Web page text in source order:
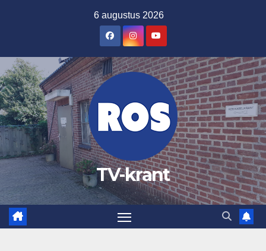
inhoud
6 augustus 2026
TV-krant